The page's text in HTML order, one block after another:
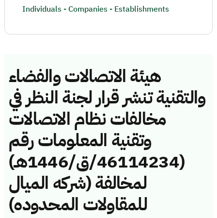
هيئة الاتصالات والفضاء
والتقنية تنشر قرار لجنة النظر في
مخالفات نظام الاتصالات
وتقنية المعلومات رقم
(46114234/ق/1446هـ)
لمخالفة (شركه الميال
للمقاولات المحدوده)
Individuals - Companies - Establishments